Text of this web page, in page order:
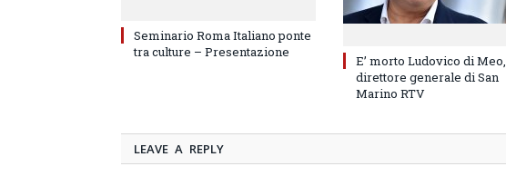
Seminario Roma Italiano ponte
tra culture – Presentazione
E’ morto Ludovico di Meo,
direttore generale di San
Marino RTV
LEAVE A REPLY